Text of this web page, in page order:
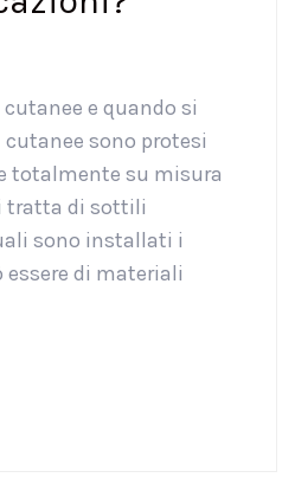
e quando si
sono protesi
totalmente su misura
tratta di sottili
sono installati i
essere di materiali